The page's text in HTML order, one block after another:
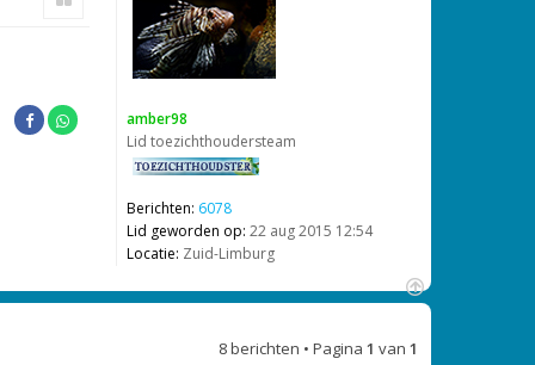
amber98
Lid toezichthoudersteam
Berichten: 6078
Lid geworden op: 22 aug 2015 12:54
Locatie: Zuid-Limburg
O
8 berichten • Pagina 1 van 1